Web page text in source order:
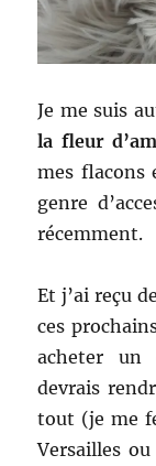
Je me suis
la fleur
mes flacons
genre
récemment.
Et j’ai reçu
ces
acheter un
devrais
tout (je me
Versailles